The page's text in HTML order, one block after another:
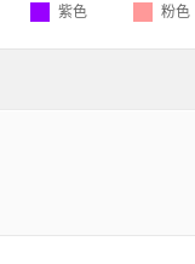
紫色 粉色